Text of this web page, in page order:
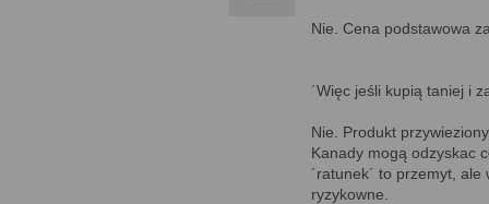
Nie. Cena podstawowa
´Więc jeśli kupią taniej i
Nie. Produkt
Kanady mogą odzyskac
´ratunek´ to przemyt,
ryzykowne.